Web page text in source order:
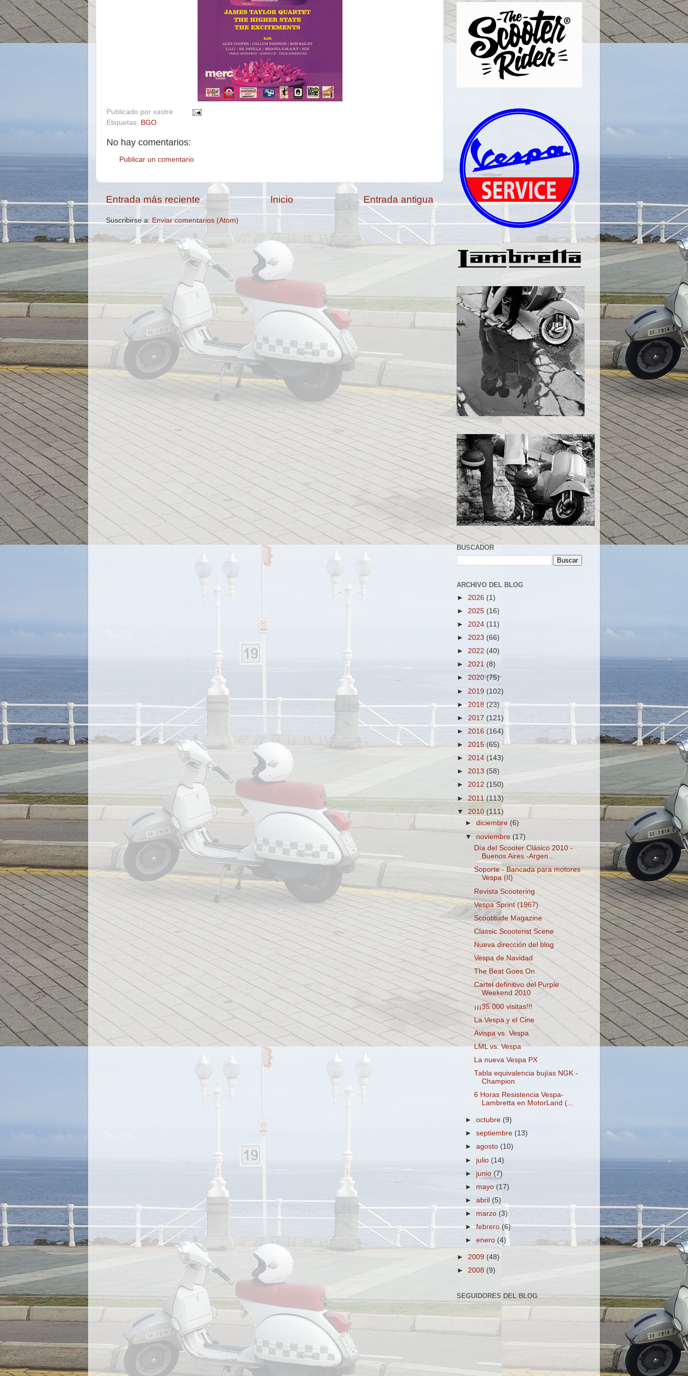
Publicado por xastre
Etiquetas: BGO
No hay comentarios:
Publicar un comentario
Entrada más reciente Entrada antigua
Inicio
Suscribirse a: Enviar comentarios (Atom)
BUSCADOR
ARCHIVO DEL BLOG
► 2026 (1)
► 2025 (16)
► 2024 (11)
► 2023 (66)
► 2022 (40)
► 2021 (8)
► 2020(75)
► 2019 (102)
►2018(23)
► 2017 (121)
► 2016 (164)
► 2015 (65)
► 2014 (143)
► 2013 (58)
► 2012 (150)
► 2011 (113)
▼ 2010 (111)
►diciembre (6)
▼ noviembre (17)
Día del Scooter Clásico 2010 -
Buenos Aires -Argen...
Soporte - Bancada para motores
Vespa (II)
Revista Scootering
Vespa Sprint (1967)
Scootitude Magazine
Classic Scooterist Scene
Nueva dirección del blog
Vespa de Navidad
The Beat Goes On
Cartel definitivo del Purple
Weekend 2010
¡¡¡35.000 visitas!!!
La Vespa y el Cine
Avispa vs. Vespa
LML vs. Vespa
La nueva Vespa PX
Tabla equivalencia bujías NGK -
Champion
6 Horas Resistencia Vespa-
Lambretta en MotorLand (...
►octubre (9)
►septiembre (13)
►agosto (10)
► julio (14)
► junio (7)
► mayo (17)
►abril (5)
► marzo (3)
►febrero(6)
►enero(4)
► 2009 (48)
► 2008 (9)
SEGUIDORES DEL BLOG